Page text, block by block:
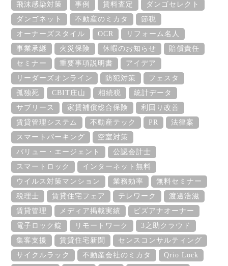
飛沫感染対策
事例 賃料査定
ダンゴセレクト
ダンゴネット
不動産のミカタ
節税
オーナーズスタイル
OCR
リフォーム名人
事業承継
火災保険 休暇のお知らせ
賠償責任
セミナー
重要事項説明書
アイデア
リーダーズオンライン
防犯対策
フェスタ
孤独死
CBIT庄山 相続税
統計データ
サブリース
家賃補償総合保険
利回り改善
賃貸管理システム
不動産テック PR
法律案
スマートパーキング
空室対策
バリュー・エージェント
公認会計士
スマートロック
インターネット無料
ウイルス対策マンション
業務効率
無料セミナー
税理士
賃貸住宅フェア テレワーク
渡邊浩滋
賃貸管理
メディア掲載実績
ビズアナオーナー
電子ロック錠
リモートワーク
3之助クラウド
集客支援
賃貸住宅新聞
センスコンサルティング
サイクルラック
不動産会社のミカタ
Qrio Lock